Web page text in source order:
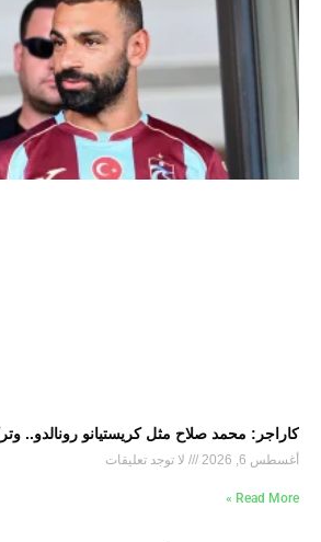
كاراجر: محمد صلاح مثل كريستيانو رونالدو..
أغسطس 6, 2026 لا توجد تعليقات
Read More »